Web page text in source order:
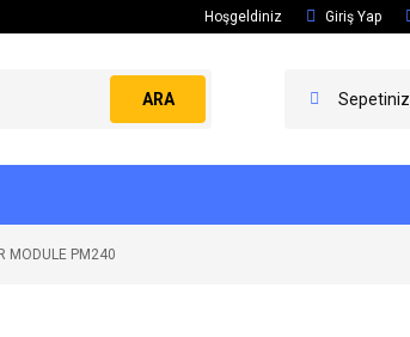
Hoşgeldiniz Giriş Yap
ARA Sepetiniz
MODULE PM240